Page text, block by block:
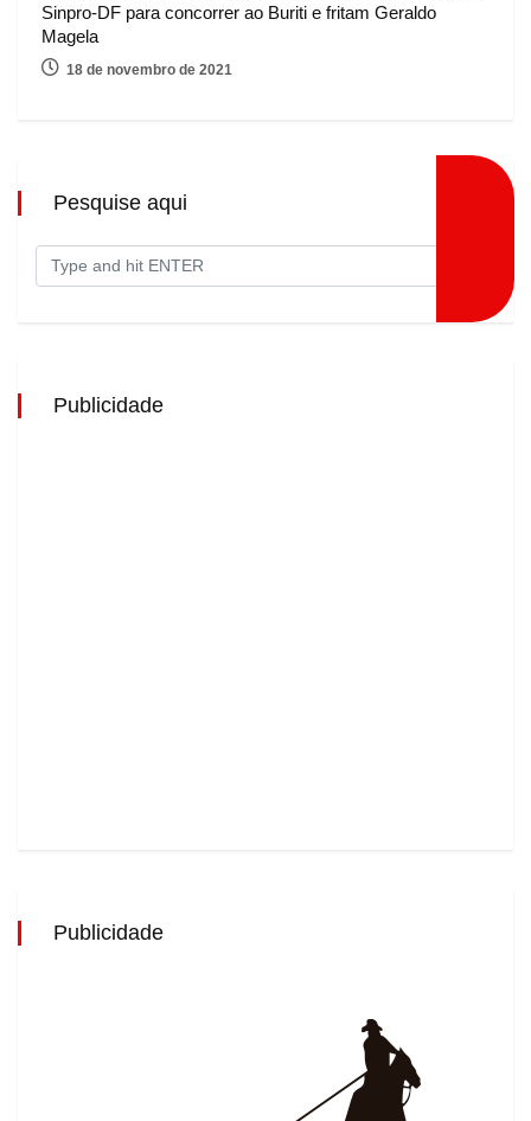
Sinpro-DF para concorrer ao Buriti e fritam Geraldo
Magela
18 de novembro de 2021
Pesquise aqui
Publicidade
Publicidade